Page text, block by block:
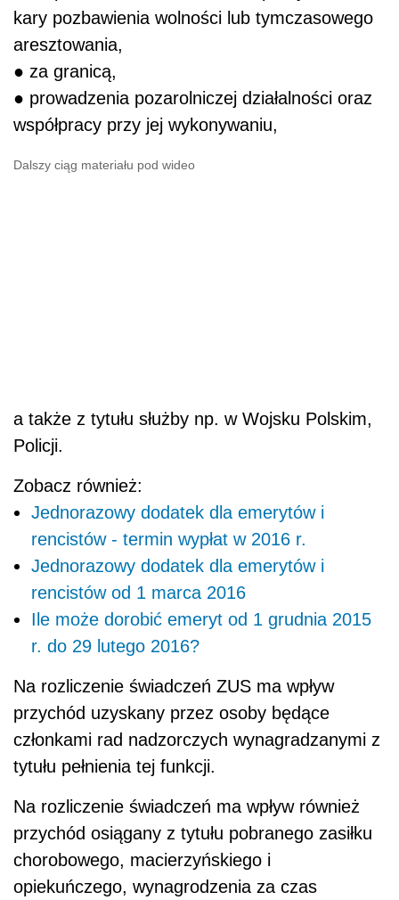
kary pozbawienia wolności lub tymczasowego
aresztowania,
● za granicą,
● prowadzenia pozarolniczej działalności oraz
współpracy przy jej wykonywaniu,
Dalszy ciąg materiału pod wideo
a także z tytułu służby np. w Wojsku Polskim,
Policji.
Zobacz również:
Jednorazowy dodatek dla emerytów i
rencistów - termin wypłat w 2016 r.
Jednorazowy dodatek dla emerytów i
rencistów od 1 marca 2016
Ile może dorobić emeryt od 1 grudnia 2015
r. do 29 lutego 2016?
Na rozliczenie świadczeń ZUS ma wpływ
przychód uzyskany przez osoby będące
członkami rad nadzorczych wynagradzanymi z
tytułu pełnienia tej funkcji.
Na rozliczenie świadczeń ma wpływ również
przychód osiągany z tytułu pobranego zasiłku
chorobowego, macierzyńskiego i
opiekuńczego, wynagrodzenia za czas